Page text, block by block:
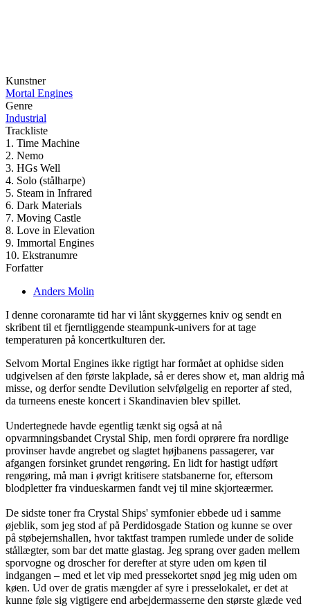
Kunstner
Mortal Engines
Genre
Industrial
Trackliste
1. Time Machine
2. Nemo
3. HGs Well
4. Solo (stålharpe)
5. Steam in Infrared
6. Dark Materials
7. Moving Castle
8. Love in Elevation
9. Immortal Engines
10. Ekstranumre
Forfatter
Anders Molin
I denne coronaramte tid har vi lånt skyggernes kniv og sendt en
skribent til et fjerntliggende steampunk-univers for at tage
temperaturen på koncertkulturen der.
Selvom Mortal Engines ikke rigtigt har formået at ophidse siden
udgivelsen af den første lakplade, så er deres show et, man aldrig må
misse, og derfor sendte Devilution selvfølgelig en reporter af sted,
da turneens eneste koncert i Skandinavien blev spillet.
Undertegnede havde egentlig tænkt sig også at nå
opvarmningsbandet Crystal Ship, men fordi oprørere fra nordlige
provinser havde angrebet og slagtet højbanens passagerer, var
afgangen forsinket grundet rengøring. En lidt for hastigt udført
rengøring, må man i øvrigt kritisere statsbanerne for, eftersom
blodpletter fra vindueskarmen fandt vej til mine skjorteærmer.
De sidste toner fra Crystal Ships' symfonier ebbede ud i samme
øjeblik, som jeg stod af på Perdidosgade Station og kunne se over
på støbejernshallen, hvor taktfast trampen rumlede under de solide
stållægter, som bar det matte glastag. Jeg sprang over gaden mellem
sporvogne og droscher for derefter at styre uden om køen til
indgangen – med et let vip med pressekortet snød jeg mig uden om
køen. Ud over de gratis mængder af syre i presselokalet, er det at
kunne føle sig vigtigere end arbejdermasserne den største glæde ved